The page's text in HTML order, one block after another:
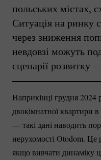
польських містах,
Ситуація на ринку
через зниження
невдовзі можуть
сценарії розвитку
Наприкінці грудня 2024
двокімнатної квартири
— такі дані наводить
нерухомості Otodom.
якщо вивчати динаміку